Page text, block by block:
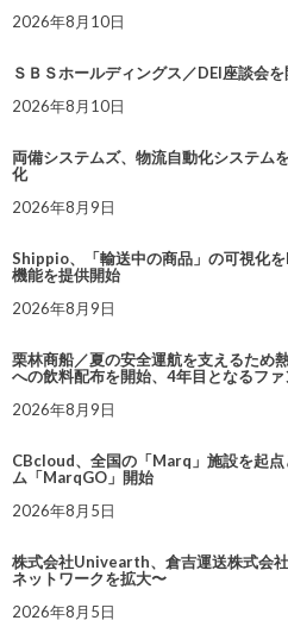
2026年8月10日
ＳＢＳホールディングス／DEI座談会
2026年8月10日
両備システムズ、物流自動化システム
化
2026年8月9日
Shippio、「輸送中の商品」の可視化
機能を提供開始
2026年8月9日
栗林商船／夏の安全運航を支えるため
への飲料配布を開始、4年目となるフ
2026年8月9日
CBcloud、全国の「Marq」施設を起
ム「MarqGO」開始
2026年8月5日
株式会社Univearth、倉吉運送株式会
ネットワークを拡大〜
2026年8月5日